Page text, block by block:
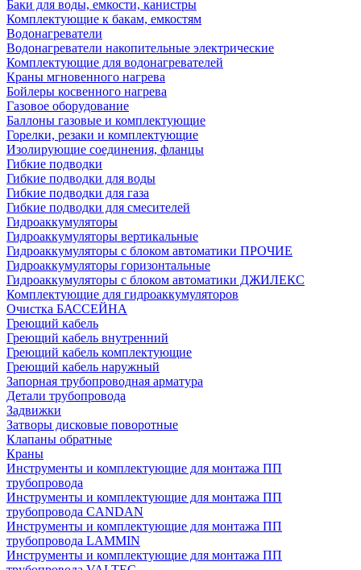
Баки для воды, емкости, канистры
Комплектующие к бакам, емкостям
Водонагреватели
Водонагреватели накопительные электрические
Комплектующие для водонагревателей
Краны мгновенного нагрева
Бойлеры косвенного нагрева
Газовое оборудование
Баллоны газовые и комплектующие
Горелки, резаки и комплектующие
Изолирующие соединения, фланцы
Гибкие подводки
Гибкие подводки для воды
Гибкие подводки для газа
Гибкие подводки для смесителей
Гидроаккумуляторы
Гидроаккумуляторы вертикальные
Гидроаккумуляторы с блоком автоматики ПРОЧИЕ
Гидроаккумуляторы горизонтальные
Гидроаккумуляторы с блоком автоматики ДЖИЛЕКС
Комплектующие для гидроаккумуляторов
Очистка БАССЕЙНА
Греющий кабель
Греющий кабель внутренний
Греющий кабель комплектующие
Греющий кабель наружный
Запорная трубопроводная арматура
Детали трубопровода
Задвижки
Затворы дисковые поворотные
Клапаны обратные
Краны
Инструменты и комплектующие для монтажа ПП
трубопровода
Инструменты и комплектующие для монтажа ПП
трубопровода CANDAN
Инструменты и комплектующие для монтажа ПП
трубопровода LAMMIN
Инструменты и комплектующие для монтажа ПП